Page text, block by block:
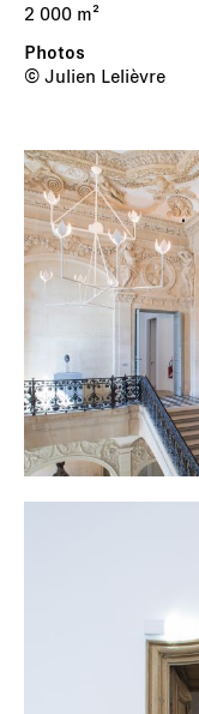
2 000 m²
© Julien Lelièvre